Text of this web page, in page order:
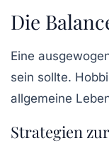
Die
Eine
sein sollte.
allgemeine
Strategien